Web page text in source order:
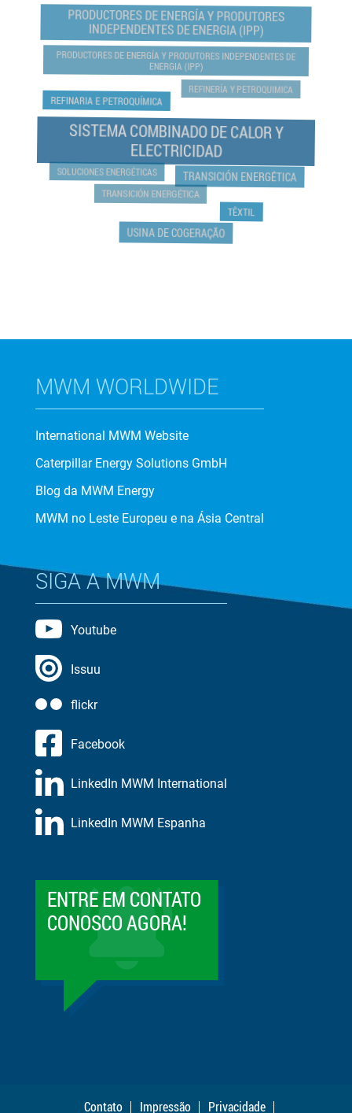
PRODUCTORES DE ENERGÍA Y PRODUTORES
INDEPENDENTES DE ENERGIA (IPP)
PRODUCTORES DE ENERGÍA Y PRODUTORES INDEPENDENTES DE
ENERGIA (IPP)
REFINARIA E PETROQUÍMICA
REFINERÍA Y PETROQUIMICA
SISTEMA COMBINADO DE CALOR Y
ELECTRICIDAD
SOLUCIONES ENERGÉTICAS TRANSICIÓN ENERGÉTICA
TRANSICIÓN ENERGÉTICA
TÊXTIL
USINA DE COGERAÇÃO
MWM WORLDWIDE
International MWM Website
Caterpillar Energy Solutions GmbH
Blog da MWM Energy
MWM no Leste Europeu e na Ásia Central
SIGA A MWM
Youtube
Issuu
flickr
Facebook
LinkedIn MWM International
LinkedIn MWM Espanha
ENTRE EM CONTATO
CONOSCO AGORA!
Contato Impressão Privacidade